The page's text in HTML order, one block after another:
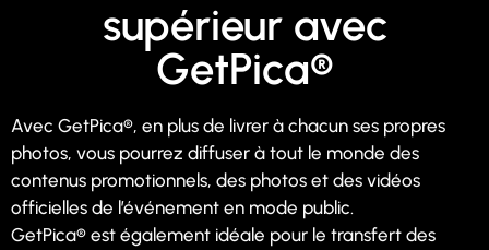
supérieur avec
GetPica®
Avec GetPica®, en plus de livrer à chacun ses propres
photos, vous pourrez diffuser à tout le monde des
contenus promotionnels, des photos et des vidéos
officielles de l’événement en mode public.
GetPica® est également idéale pour le transfert des